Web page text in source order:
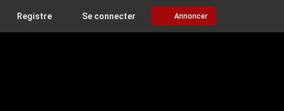
Registre Se connecter Annoncer